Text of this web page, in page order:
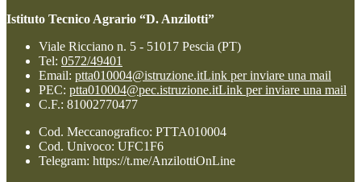
Istituto Tecnico Agrario “D. Anzilotti”
Viale Ricciano n. 5 - 51017 Pescia (PT)
Tel: 0572/49401
Email: ptta010004@istruzione.itLink per inviare una mail
PEC: ptta010004@pec.istruzione.itLink per inviare una mail
C.F.: 81002770477
Cod. Meccanografico: PTTA010004
Cod. Univoco: UFC1F6
Telegram: https://t.me/AnzilottiOnLine